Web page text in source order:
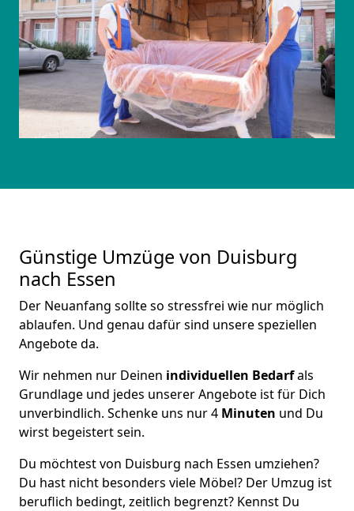
Günstige Umzüge von Duisburg
nach Essen
Der Neuanfang sollte so stressfrei wie nur möglich
ablaufen. Und genau dafür sind unsere speziellen
Angebote da.
Wir nehmen nur Deinen individuellen Bedarfals
Grundlage und jedes unserer Angebote ist für Dich
unverbindlich. Schenke uns nur 4 Minuten und Du
wirst begeistert sein.
Du möchtest von Duisburg nach Essen umziehen?
Du hast nicht besonders viele Möbel? Der Umzug ist
beruflich bedingt, zeitlich begrenzt? Kennst Du